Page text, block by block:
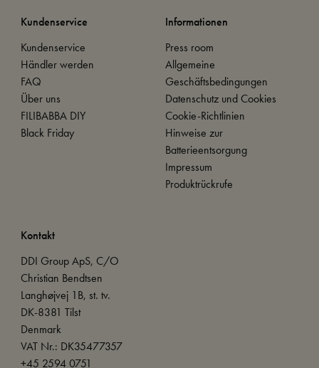
Kundenservice
Kundenservice
Händler werden
FAQ
Über uns
FILIBABBA DIY
Black Friday
Informationen
Press room
Allgemeine
Geschäftsbedingungen
Datenschutz und Cookies
Cookie-Richtlinien
Hinweise zur
Batterieentsorgung
Impressum
Produktrückrufe
Kontakt
DDI Group ApS, C/O
Christian Bendtsen
Langhøjvej 1B, st. tv.
DK-8381 Tilst
Denmark
VAT Nr.: DK35477357
+45 2594 0751